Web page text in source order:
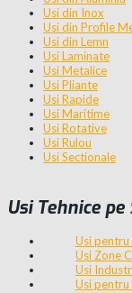
Usi din Inox
Usi din Profile
Usi din Lemn
Usi Laminate
Usi Metalice
Usi Pliante
Usi Rapide
Usi Maritime
Usi Rotative
Usi Rulou
Usi Sectionale
Usi Tehnice
Usi pentru
Usi Zone
Usi
Usi